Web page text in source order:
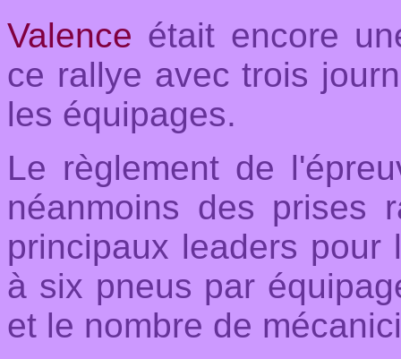
Valence était encore
ce rallye avec trois
les équipages.
Le règlement de
néanmoins des prises
principaux leaders pour
à six pneus par
et le nombre de